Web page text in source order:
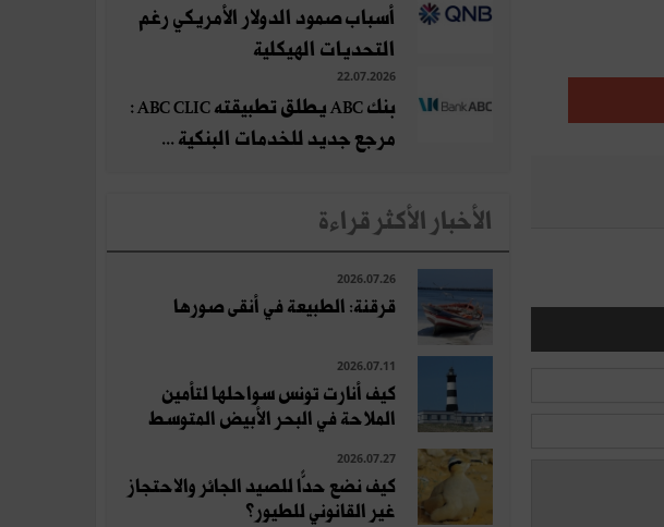
أسباب صمود الدولار الأمريكي رغم
التحديات الهيكلية
22.07.2026
بنك ABC يطلق تطبيقته ABC CLIC :
مرجع جديد للخدمات البنكية ...
الأخبار الأكثر قراءة
2026.07.26
قرقنة: الطبيعة في أنقى صورها
2026.07.11
كيف أنارت تونس سواحلها لتأمين
الملاحة في البحر الأبيض المتوسط
2026.07.27
كيف نضع حدًّا للصيد الجائر والاحتجاز
غير القانوني للطيور؟